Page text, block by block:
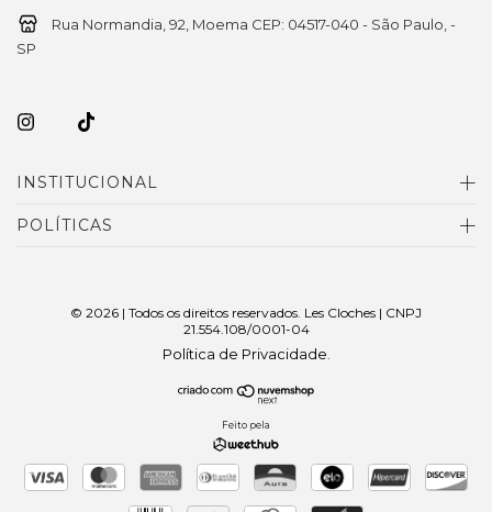
Rua Normandia, 92, Moema CEP: 04517-040 - São Paulo, -
SP
INSTITUCIONAL
POLÍTICAS
© 2026 | Todos os direitos reservados. Les Cloches | CNPJ
21.554.108/0001-04
Política de Privacidade
Feito pela